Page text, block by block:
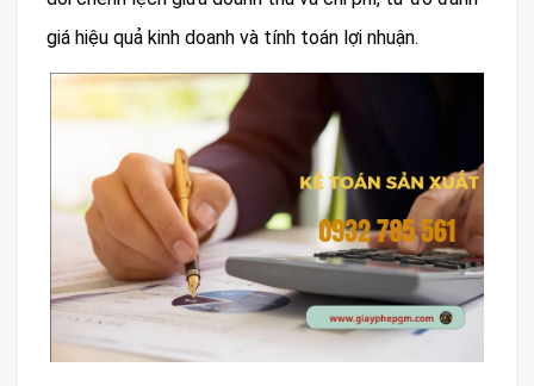
giá hiệu quả kinh doanh và tính toán lợi nhuận.